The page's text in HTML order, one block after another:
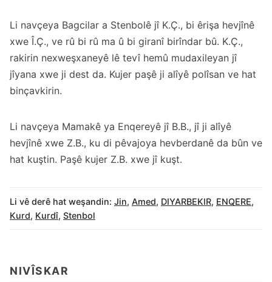
Li navçeya Bagcilar a Stenbolê jî K.Ç., bi êrişa hevjînê
xwe Î.Ç., ve rû bi rû ma û bi giranî birîndar bû. K.Ç.,
rakirin nexweşxaneyê lê tevî hemû mudaxileyan jî
jîyana xwe ji dest da. Kujer paşê ji alîyê polîsan ve hat
binçavkirin.
Li navçeya Mamakê ya Enqereyê jî B.B., jî ji alîyê
hevjînê xwe Z.B., ku di pêvajoya hevberdanê da bûn ve
hat kuştin. Paşê kujer Z.B. xwe jî kuşt.
Li vê derê hat weşandin: Jin, Amed, DIYARBEKIR, ENQERE,
Kurd, Kurdî, Stenbol
NIVÎSKAR